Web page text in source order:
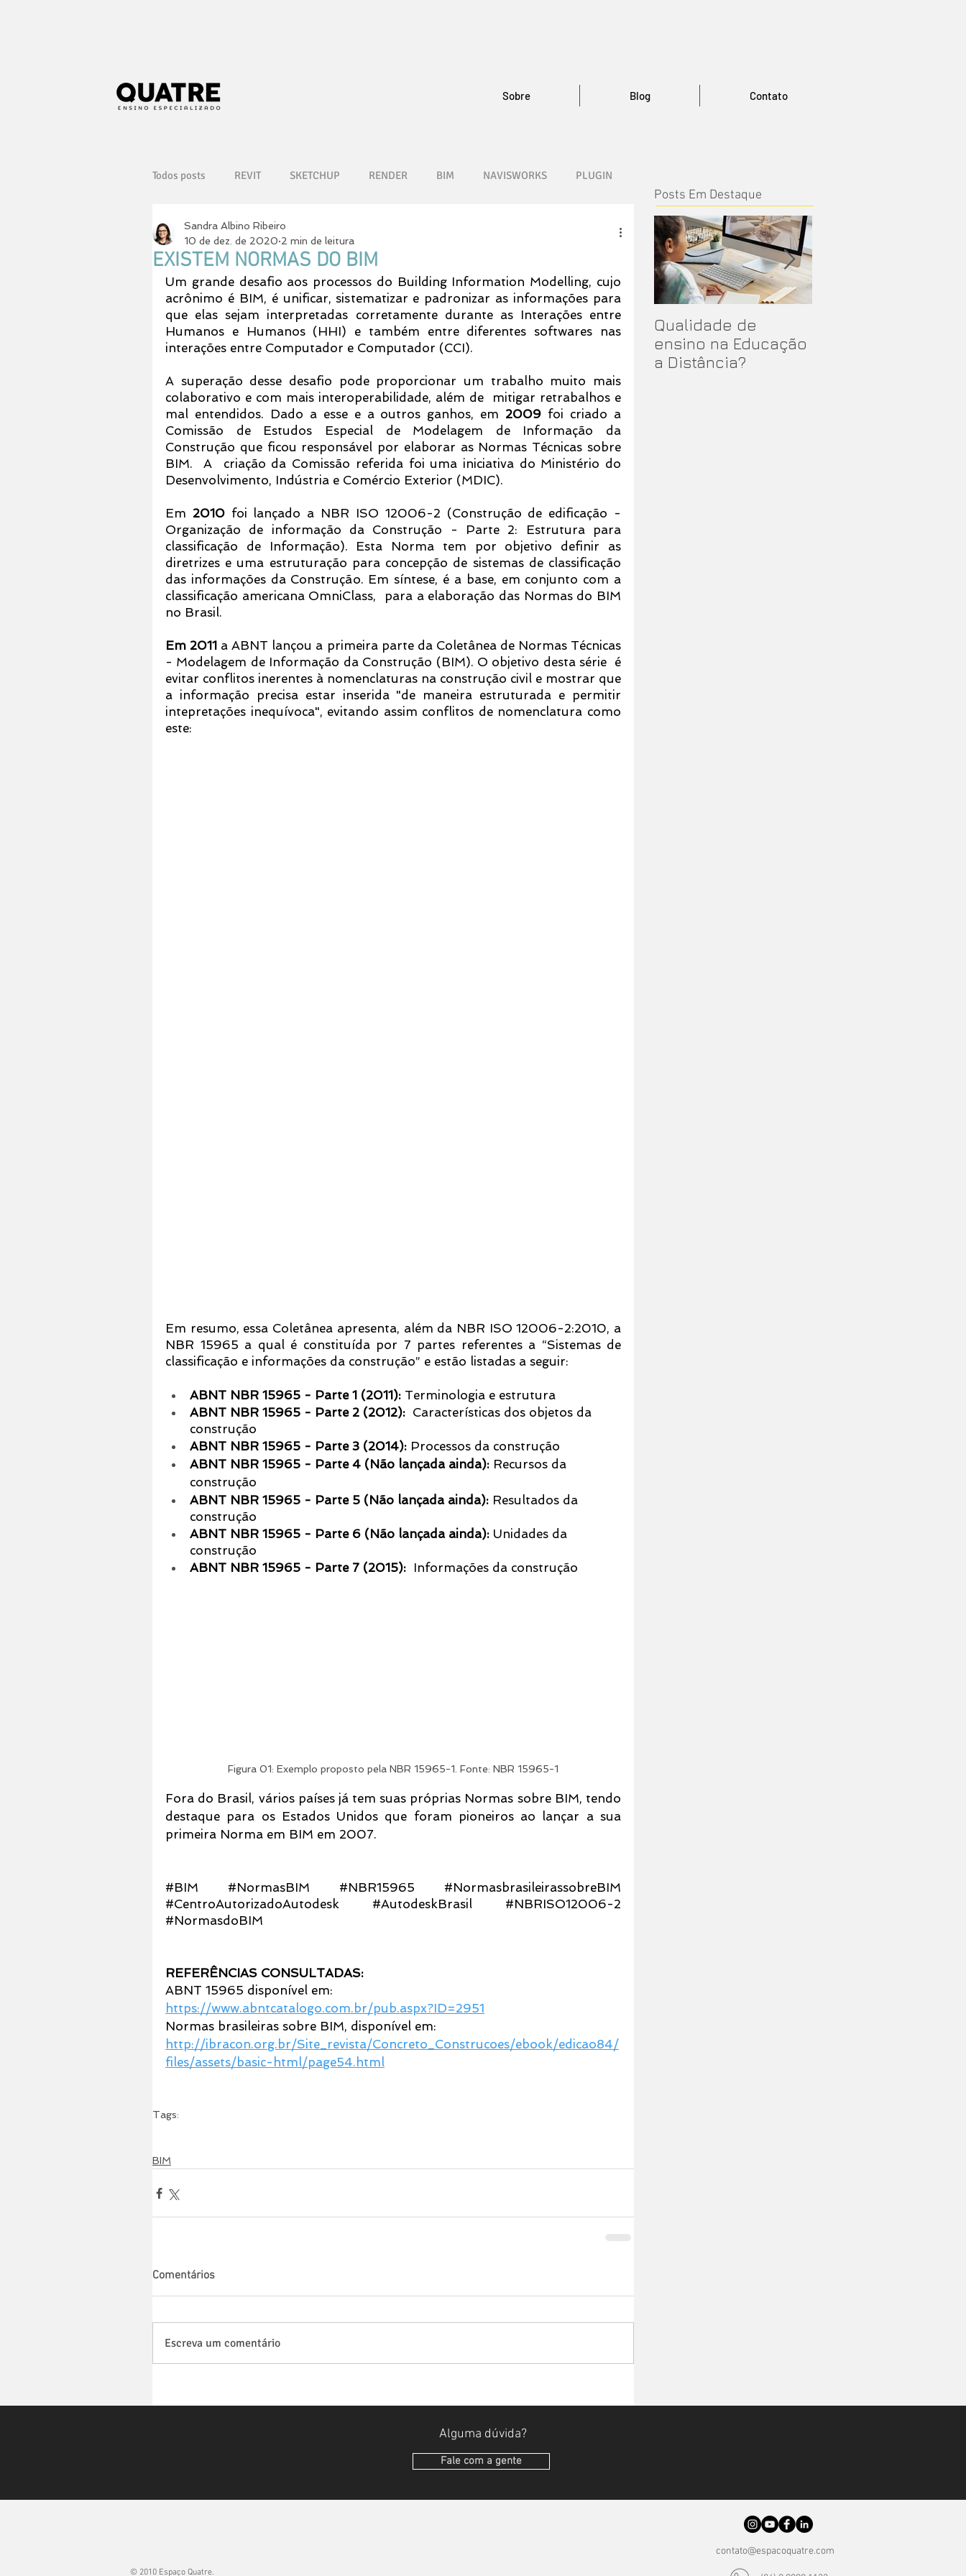
Sobre Blog Contato
Todos posts REVIT SKETCHUP RENDER BIM NAVISWORKS PLUGIN
AUTODESK FAMÍLIAS
EXISTEM NORMAS DO BIM
Sandra Albino Ribeiro
10 de dez. de 2020 2 min de leitura
Um grande desafio aos processos do Building Information Modelling, cujo
acrônimo é BIM, é unificar, sistematizar e padronizar as informações para
que elas sejam interpretadas corretamente durante as Interações entre
Humanos e Humanos (HHI) e também entre diferentes softwares nas
interações entre Computador e Computador (CCI).
A superação desse desafio pode proporcionar um trabalho muito mais
colaborativo e com mais interoperabilidade, além de  mitigar retrabalhos e
mal entendidos. Dado a esse e a outros ganhos, em 2009 foi criado a
Comissão de Estudos Especial de Modelagem de Informação da
Construção que ficou responsável por elaborar as Normas Técnicas sobre
BIM.  A  criação da Comissão referida foi uma iniciativa do Ministério do
Desenvolvimento, Indústria e Comércio Exterior (MDIC).
Em 2010 foi lançado a NBR ISO 12006-2 (Construção de edificação -
Organização de informação da Construção - Parte 2: Estrutura para
classificação de Informação). Esta Norma tem por objetivo definir as
diretrizes e uma estruturação para concepção de sistemas de classificação
das informações da Construção. Em síntese, é a base, em conjunto com a
classificação americana OmniClass,  para a elaboração das Normas do BIM
no Brasil.
Em 2011 a ABNT lançou a primeira parte da Coletânea de Normas Técnicas
- Modelagem de Informação da Construção (BIM). O objetivo desta série  é
evitar conflitos inerentes à nomenclaturas na construção civil e mostrar que
a informação precisa estar inserida "de maneira estruturada e permitir
intepretações inequívoca", evitando assim conflitos de nomenclatura como
este:
Em resumo, essa Coletânea apresenta, além da NBR ISO 12006-2:2010, a
NBR 15965 a qual é constituída por 7 partes referentes a “Sistemas de
classificação e informações da construção” e estão listadas a seguir:
ABNT NBR 15965 - Parte 1 (2011): Terminologia e estrutura
ABNT NBR 15965 - Parte 2 (2012): Características dos objetos da
construção
ABNT NBR 15965 - Parte 3 (2014): Processos da construção
ABNT NBR 15965 - Parte 4 (Não lançada ainda): Recursos da
construção
ABNT NBR 15965 - Parte 5 (Não lançada ainda): Resultados da
construção
ABNT NBR 15965 - Parte 6 (Não lançada ainda): Unidades da
construção
ABNT NBR 15965 - Parte 7 (2015):
  Informações da construção
Figura 01: Exemplo proposto pela NBR 15965-1. Fonte: NBR 15965-1
Fora do Brasil, vários países já tem suas próprias Normas sobre BIM, tendo
destaque para os Estados Unidos que foram pioneiros ao lançar a sua
primeira Norma em BIM em 2007.
#BIM #NormasBIM #NBR15965
#NormasbrasileirassobreBIM
#CentroAutorizadoAutodesk
#AutodeskBrasil #NBRISO12006
#NormasdoBIM
REFERÊNCIAS CONSULTADAS:
ABNT 15965 disponível em:
https://www.abntcatalogo.com.br/pub.aspx?ID=2951
Normas brasileiras sobre BIM, disponível em:
http://ibracon.org.br/Site_revista/Concreto_Construcoes/ebook/edicao84/
files/assets/basic-html/page54.html
Tags:
BIM
Comentários
Escreva um comentário
Posts Em Destaque
Qualidade de
ensino na Educação
a Distância?
Alguma dúvida?
Fale com a gente
contato@espacoquatre.com
© 2010 Espaço Quatre.